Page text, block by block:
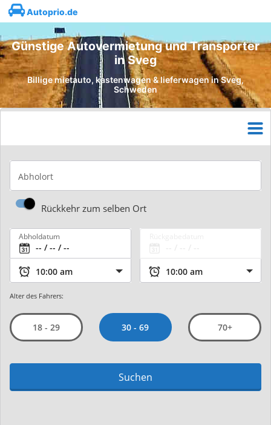
Autoprio.de
Günstige Autovermietung und Transporter
in Sveg
Billige mietauto, kastenwagen & lieferwagen in Sveg,
Schweden
Abholort
Rückkehr zum selben Ort
Abholdatum
Alter des Fahrers:
18 - 29 30 - 69 70+
Suchen